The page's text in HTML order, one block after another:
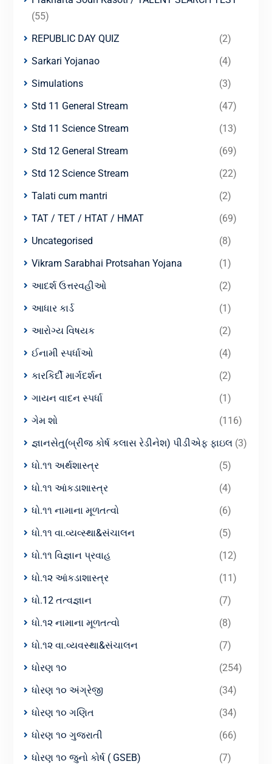
(55)
REPUBLIC DAY QUIZ
(2)
Sarkari Yojanao
(4)
Simulations
(3)
Std 11 General Stream
(47)
Std 11 Science Stream
(13)
Std 12 General Stream
(69)
Std 12 Science Stream
(22)
Talati cum mantri
(2)
TAT / TET / HTAT / HMAT
(69)
Uncategorised
(8)
Vikram Sarabhai Protsahan Yojana
(1)
આદર્શ ઉત્તરવહીઓ
(2)
આધાર કાર્ડ
(1)
આરોગ્ય વિષયક
(2)
ઈનામી સ્પર્ધાઓ
(4)
કારકિર્દી માર્ગદર્શન
(2)
ગાયન વાદન સ્પર્ધા
(1)
ગેમ શો
(116)
જ્ઞાનસેતુ(બ્રીજ કોર્ષ કલાસ રેડીનેશ) પીડીએફ ફાઇલ(3)
ધો.૧૧ અર્થશાસ્ત્ર
(5)
ધો.૧૧ આંકડાશાસ્ત્ર
(4)
ધો.૧૧ નામાના મૂળતત્વો
(6)
ધો.૧૧ વા.વ્યવ્સ્થા&સંચાલન
(5)
ધો.૧૧ વિજ્ઞાન પ્રવાહ
(12)
ધો.૧૨ આંકડાશાસ્ત્ર
(11)
ધો.12 તત્વજ્ઞાન
(7)
ધો.૧૨ નામાના મૂળતત્વો
(8)
ધો.૧૨ વા.વ્યવસ્થા&સંચાલન
(7)
ધોરણ ૧૦
(254)
ધોરણ ૧૦ અંગ્રેજી
(34)
ધોરણ ૧૦ ગણિત
(34)
ધોરણ ૧૦ ગુજરાતી
(66)
ધોરણ ૧૦ જુનો કોર્ષ ( GSEB)
(7)